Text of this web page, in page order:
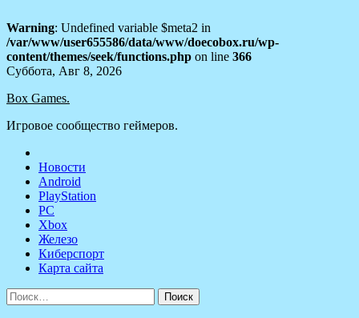
Warning: Undefined variable $meta2 in
/var/www/user655586/data/www/doecobox.ru/wp-
content/themes/seek/functions.php on line 366
Skip
content
Суббота, Авг 8, 2026
Box Games.
Игровое сообщество геймеров.
Новости
Android
PlayStation
PC
Xbox
Железо
Киберспорт
Карта сайта
Найти: